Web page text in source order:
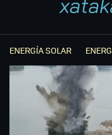
ENERGÍA SOLAR